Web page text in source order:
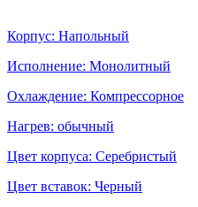
Корпус: Напольный
Исполнение: Монолитный
Охлаждение: Компрессорное
Нагрев: обычный
Цвет корпуса: Серебристый
Цвет вставок: Черный